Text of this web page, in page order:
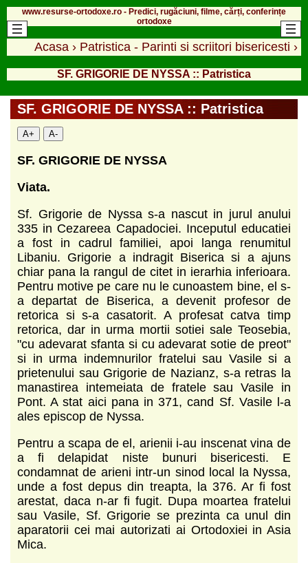
www.resurse-ortodoxe.ro - Predici, rugăciuni, filme, cărți, conferințe
ortodoxe
Acasa › Patristica - Parinti si scriitori bisericesti ›
SF. GRIGORIE DE NYSSA :: Patristica
SF. GRIGORIE DE NYSSA :: Patristica
A+ A-
SF. GRIGORIE DE NYSSA
Viata.
Sf. Grigorie de Nyssa s-a nascut in jurul anului
335 in Cezareea Capadociei. Inceputul educatiei
a fost in cadrul familiei, apoi langa renumitul
Libaniu. Grigorie a indragit Biserica si a ajuns
chiar pana la rangul de citet in ierarhia inferioara.
Pentru motive pe care nu le cunoastem bine, el s-
a departat de Biserica, a devenit profesor de
retorica si s-a casatorit. A profesat catva timp
retorica, dar in urma mortii sotiei sale Teosebia,
"cu adevarat sfanta si cu adevarat sotie de preot"
si in urma indemnurilor fratelui sau Vasile si a
prietenului sau Grigorie de Nazianz, s-a retras la
manastirea intemeiata de fratele sau Vasile in
Pont. A stat aici pana in 371, cand Sf. Vasile l-a
ales episcop de Nyssa.
Pentru a scapa de el, arienii i-au inscenat vina de
a fi delapidat niste bunuri bisericesti. E
condamnat de arieni intr-un sinod local la Nyssa,
unde a fost depus din treapta, la 376. Ar fi fost
arestat, daca n-ar fi fugit. Dupa moartea fratelui
sau Vasile, Sf. Grigorie se prezinta ca unul din
aparatorii cei mai autorizati ai Ortodoxiei in Asia
Mica.